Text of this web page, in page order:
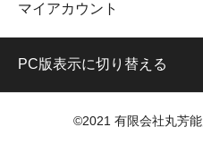
マイアカウント
PC版表示に切り替える
©2021 有限会社丸芳